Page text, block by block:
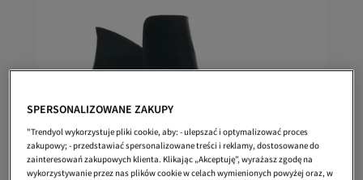
SPERSONALIZOWANE ZAKUPY
"Trendyol wykorzystuje pliki cookie, aby: - ulepszać i optymalizować proces
zakupowy; - przedstawiać spersonalizowane treści i reklamy, dostosowane do
zainteresowań zakupowych klienta. Klikając „Akceptuję”, wyrażasz zgodę na
wykorzystywanie przez nas plików cookie w celach wymienionych powyżej oraz, w